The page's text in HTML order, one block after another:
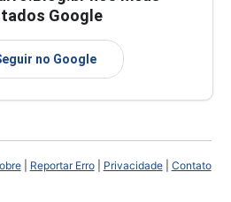
Google
no Google
| Reportar Erro| Privacidade| Contato